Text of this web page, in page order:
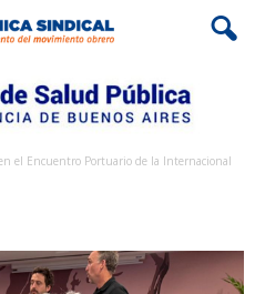
el Encuentro Portuario de la Internacional